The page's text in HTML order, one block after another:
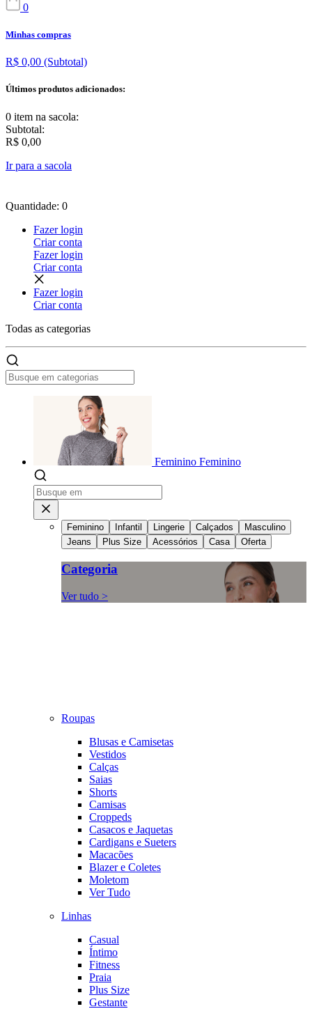
0
Minhas compras
R$ 0,00 (Subtotal)
Últimos produtos adicionados:
0 item na sacola:
Subtotal:
R$ 0,00
Ir para a sacola
Quantidade: 0
Fazer login
Criar conta
Fazer login
Criar conta
Fazer login
Criar conta
Todas as categorias
Feminino Feminino
Feminino Infantil Lingerie Calçados
Masculino
Jeans
Plus Size Acessórios Casa Oferta
Categoria
Ver tudo >
Roupas
Blusas e Camisetas
Vestidos
Calças
Saias
Shorts
Camisas
Croppeds
Casacos e Jaquetas
Cardigans e Sueters
Macacões
Blazer e Coletes
Moletom
Ver Tudo
Linhas
Casual
Íntimo
Fitness
Praia
Plus Size
Gestante